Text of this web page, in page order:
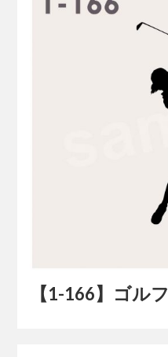
【1-166】ゴルフ